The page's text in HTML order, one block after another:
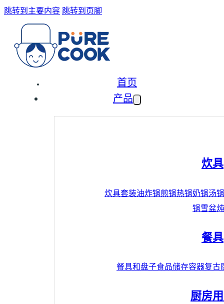
跳转到主要内容 跳转到页脚
首页
产品
炊具
炊具套装油炸锅煎锅热锅奶锅汤
锅雪盆
餐具
餐具和盘子食品储存容器复古
厨房